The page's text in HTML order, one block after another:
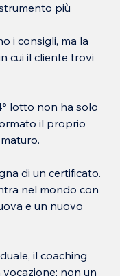
più
i consigli, ma la
cui il cliente trovi
lotto non ha solo
il proprio
di un certificato.
nel mondo con
e un nuovo
il coaching
non un